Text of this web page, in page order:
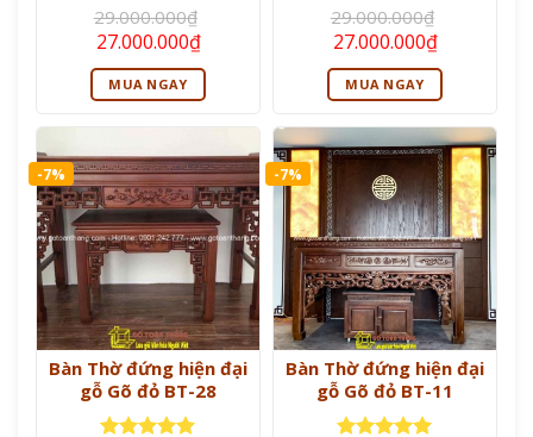
Được xếp
hạng55
sao
29.000.000₫
Giá
gốc
là:
29.000.000₫.
27.000.000₫Giá
hiện
tại
là:
27.000.000₫.
MUA NGAY
Được xếp
hạng55
sao
29.000.000₫
Giá
gốc
là:
29.000.000₫.
27.000.000₫Giá
hiện
tại
là:
MUA NGAY
-7%
Bàn Thờ đứng hiện đại
gỗ Gõ đỏ BT-28
-7%
Bàn Thờ đứng hiện đại
gỗ Gõ đỏ BT-11